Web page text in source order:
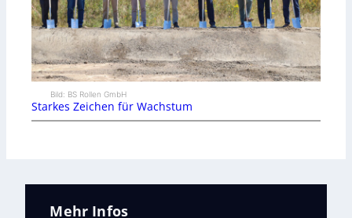
Bild: BS Rollen GmbH
Starkes Zeichen für Wachstum
Mehr Infos